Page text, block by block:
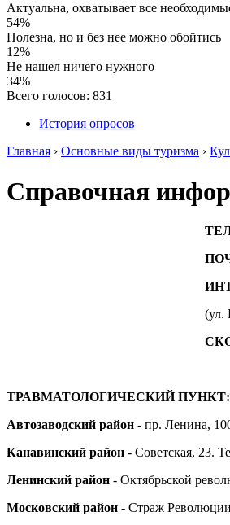
Актуальна, охватывает все
54%
Полезна, но и без нее можно обойтись
12%
Не нашел ничего нужного
34%
Всего голосов: 831
История опросов
Главная › Основные виды туризма ›
Справочная
(ул.
ТРАВМАТОЛОГИЧЕСКИЙ ПУНКТ:
Автозаводский район - пр. Ленина,
Канавинский район - Советская, 23.
Ленинский район - Октябрьской
Московский район - Страж